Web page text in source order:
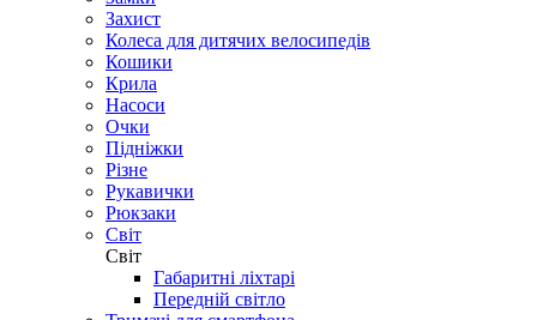
Захист
Колеса для дитячих велосипедів
Кошики
Крила
Насоси
Очки
Підніжки
Різне
Рукавички
Рюкзаки
Світ
Світ
Габаритні ліхтарі
Передній світло